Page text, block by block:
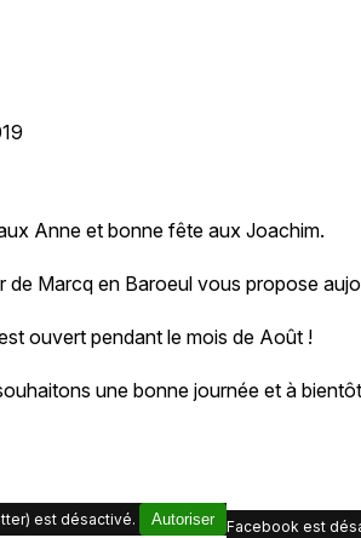
Anne et bonne fête aux Joachim.
de Marcq en Baroeul vous propose
ouvert pendant le mois de Août !
une bonne journée et à
est désactivé. Autoriser Facebook est